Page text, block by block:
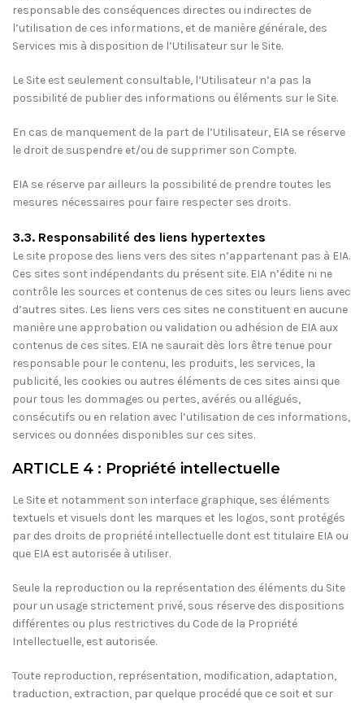
responsable des conséquences directes ou indirectes de
l’utilisation de ces informations, et de manière générale, des
Services mis à disposition de l’Utilisateur sur le Site.
Le Site est seulement consultable, l’Utilisateur n’a pas la
possibilité de publier des informations ou éléments sur le Site.
En cas de manquement de la part de l’Utilisateur, EIA se réserve
le droit de suspendre et/ou de supprimer son Compte.
EIA se réserve par ailleurs la possibilité de prendre toutes les
mesures nécessaires pour faire respecter ses droits.
3.3. Responsabilité des liens hypertextes
Le site propose des liens vers des sites n’appartenant pas à EIA.
Ces sites sont indépendants du présent site. EIA n’édite ni ne
contrôle les sources et contenus de ces sites ou leurs liens avec
d’autres sites. Les liens vers ces sites ne constituent en aucune
manière une approbation ou validation ou adhésion de EIA aux
contenus de ces sites. EIA ne saurait dès lors être tenue pour
responsable pour le contenu, les produits, les services, la
publicité, les cookies ou autres éléments de ces sites ainsi que
pour tous les dommages ou pertes, avérés ou allégués,
consécutifs ou en relation avec l’utilisation de ces informations,
services ou données disponibles sur ces sites.
ARTICLE 4 : Propriété intellectuelle
Le Site et notamment son interface graphique, ses éléments
textuels et visuels dont les marques et les logos, sont protégés
par des droits de propriété intellectuelle dont est titulaire EIA ou
que EIA est autorisée à utiliser.
Seule la reproduction ou la représentation des éléments du Site
pour un usage strictement privé, sous réserve des dispositions
différentes ou plus restrictives du Code de la Propriété
Intellectuelle, est autorisée.
Toute reproduction, représentation, modification, adaptation,
traduction, extraction, par quelque procédé que ce soit et sur